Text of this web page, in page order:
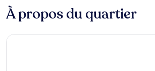
À propos du quartier